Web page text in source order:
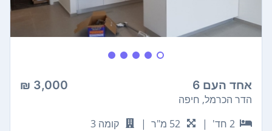
אחד העם 6 3,000 ₪
הדר הכרמל, חיפה
2 חד'
| 52 מ"ר | קומה 3